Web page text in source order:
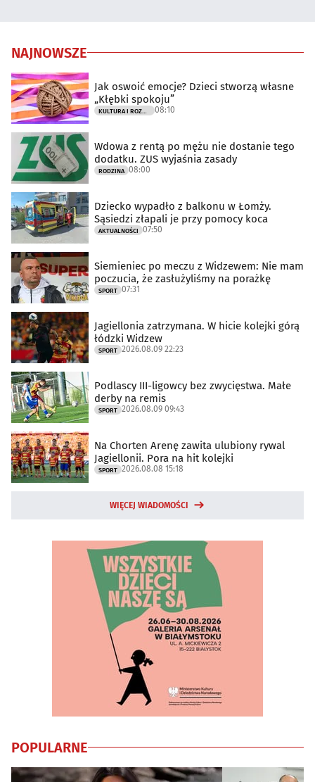
NAJNOWSZE
Jak oswoić emocje? Dzieci stworzą własne
„Kłębki spokoju”
KULTURA I ROZRYWKA 08:10
Wdowa z rentą po mężu nie dostanie tego
dodatku. ZUS wyjaśnia zasady
RODZINA 08:00
Dziecko wypadło z balkonu w Łomży.
Sąsiedzi złapali je przy pomocy koca
AKTUALNOŚCI 07:50
Siemieniec po meczu z Widzewem: Nie mam
poczucia, że zasłużyliśmy na porażkę
SPORT 07:31
Jagiellonia zatrzymana. W hicie kolejki górą
łódzki Widzew
SPORT 2026.08.09 22:23
Podlascy III-ligowcy bez zwycięstwa. Małe
derby na remis
SPORT 2026.08.09 09:43
Na Chorten Arenę zawita ulubiony rywal
Jagiellonii. Pora na hit kolejki
SPORT 2026.08.08 15:18
WIĘCEJ WIADOMOŚCI
POPULARNE